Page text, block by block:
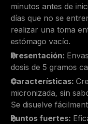
minutos antes de
días que no se
realizar una toma
estómago vacío.
Presentación:
dosis de 5 gramos
Características:
micronizada, sin
Se disuelve
Puntos fuertes: